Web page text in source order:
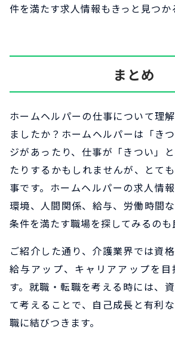
件を満たす求人情報もきっと見つか
まとめ
ホームヘルパーの仕事について理
ましたか？ホームヘルパーは「き
ジがあったり、仕事が「きつい」
たりするかもしれませんが、とて
事です。ホームヘルパーの求人情
環境、人間関係、給与、労働時間
条件を満たす職場を探してみるのも
ご紹介した通り、介護業界では資
給与アップ、キャリアアップを目
す。就職・転職を考える時には、
て考えることで、自己成長と有利
職に結びつきます。